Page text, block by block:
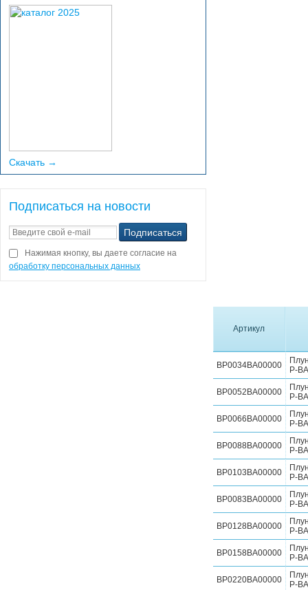
Артикул
BP0034BA00000
P-
BP0052BA00000
P-
BP0066BA00000
P-
BP0088BA00000
P-
BP0103BA00000
P-
BP0083BA00000
P-
BP0128BA00000
P-
BP0158BA00000
P-
BP0220BA00000
P-
Скачать →
Подписаться на новости
Нажимая кнопку, вы даете согласие на
обработку персональных данных